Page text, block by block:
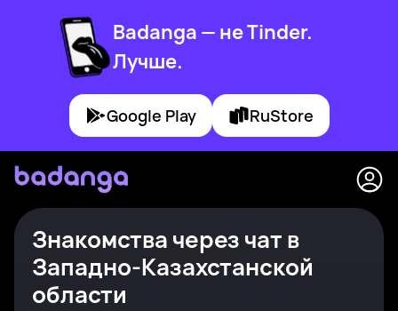
Badanga — не Tinder.
Лучше.
Google Play RuStore
Знакомства через чатв
Западно-Казахстанской
области